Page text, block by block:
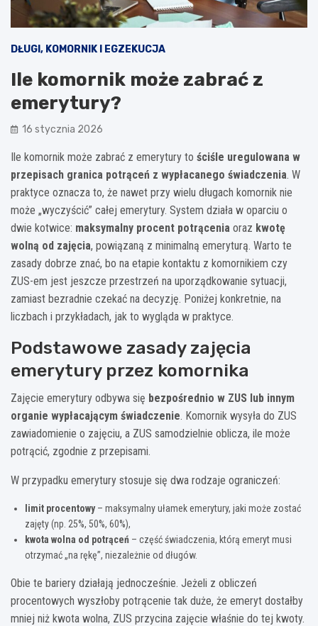
DŁUGI, KOMORNIK I EGZEKUCJA
Ile komornik może zabrać z
emerytury?
16 stycznia 2026
Ile komornik może zabrać z emerytury to ściśle uregulowana w
przepisach granica potrąceń z wypłacanego świadczenia. W
praktyce oznacza to, że nawet przy wielu długach komornik nie
może „wyczyścić” całej emerytury. System działa w oparciu o
dwie kotwice: maksymalny procent potrącenia oraz kwotę
wolną od zajęcia, powiązaną z minimalną emeryturą. Warto te
zasady dobrze znać, bo na etapie kontaktu z komornikiem czy
ZUS-em jest jeszcze przestrzeń na uporządkowanie sytuacji,
zamiast bezradnie czekać na decyzję. Poniżej konkretnie, na
liczbach i przykładach, jak to wygląda w praktyce.
Podstawowe zasady zajęcia
emerytury przez komornika
Zajęcie emerytury odbywa się bezpośrednio w ZUS lub innym
organie wypłacającym świadczenie. Komornik wysyła do ZUS
zawiadomienie o zajęciu, a ZUS samodzielnie oblicza, ile może
potrącić, zgodnie z przepisami.
W przypadku emerytury stosuje się dwa rodzaje ograniczeń:
limit procentowy– maksymalny ułamek emerytury, jaki może zostać
zajęty (np. 25%, 50%, 60%),
kwota wolna od potrąceń – część świadczenia, którą emeryt musi
otrzymać „na rękę”, niezależnie od długów.
Obie te bariery działają jednocześnie. Jeżeli z obliczeń
procentowych wyszłoby potrącenie tak duże, że emeryt dostałby
mniej niż kwota wolna, ZUS przycina zajęcie właśnie do tej kwoty.